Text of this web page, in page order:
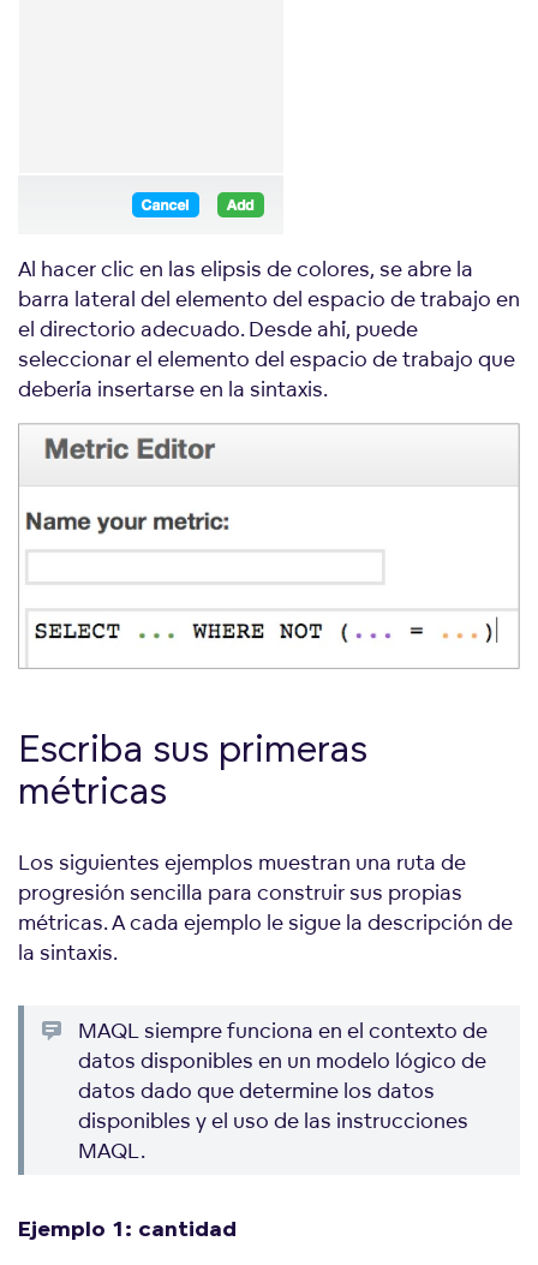
Al hacer clic en las elipsis de colores, se abre la
barra lateral del elemento del espacio de trabajo en
el directorio adecuado. Desde ahí, puede
seleccionar el elemento del espacio de trabajo que
debería insertarse en la sintaxis.
Escriba sus primeras
métricas
Los siguientes ejemplos muestran una ruta de
progresión sencilla para construir sus propias
métricas. A cada ejemplo le sigue la descripción de
la sintaxis.
MAQL siempre funciona en el contexto de
datos disponibles en un modelo lógico de
datos dado que determine los datos
disponibles y el uso de las instrucciones
MAQL.
Ejemplo 1: cantidad